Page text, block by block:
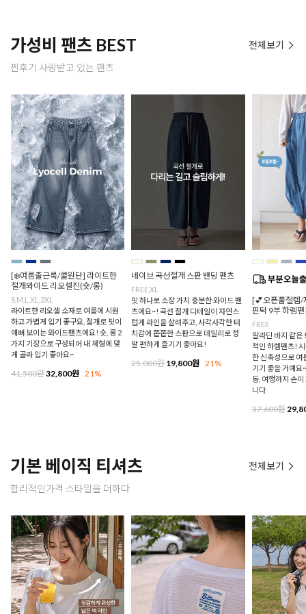
가성비 팬츠 BEST
찐후기 사랑받고 있는 팬츠
전체보기
[❄️여름출근룩/쿨원단] 라이트한
절개와이드 리오셀진(숏/롱)
S,M,L,XL,2XL
라이트한 리오셀 소재로 여름에 시원
하고 가볍게 입기 좋구요, 절개로 핏이
예뻐 보이는 와이드팬츠에요! 숏, 롱 2
가지 기장으로 구성되어 내 체형에 맞
게 골라 입기 좋아요~
41,500원32,800원 21%
네이브 곡선절개 스판 밴딩 팬츠
FREE,XL
핏 하나로 소장 가치 충분한 와이드 팬
츠에요~! 곡선 절개 디테일이 자연스
럽게 라인을 살려주고, 사각사각한 터
치감에 쫀쫀한 스판으로 데일리로 정
말 편하게 즐기기 좋아요!
25,000원19,800원 21%
[💕오픈품절템/
핀턱 9부 하렘
FREE
알라딘 바지 같은
적인 하렘팬츠!
한 신축성으로 여
기기 좋을 거예요
동, 여행까지 손
니다
37,600원
기본 베이직 티셔츠
합리적인가격 스타일을 더하다
전체보기